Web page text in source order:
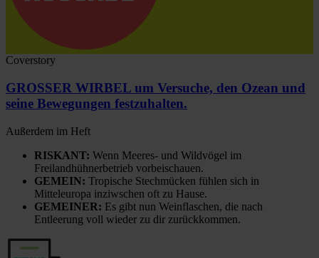
Coverstory
GROSSER WIRBEL um Versuche, den Ozean und
seine Bewegungen festzuhalten.
Außerdem im Heft
RISKANT: Wenn Meeres- und Wildvögel im
Freilandhühnerbetrieb vorbeischauen.
GEMEIN: Tropische Stechmücken fühlen sich in
Mitteleuropa inziwschen oft zu Hause.
GEMEINER: Es gibt nun Weinflaschen, die nach
Entleerung voll wieder zu dir zurückkommen.